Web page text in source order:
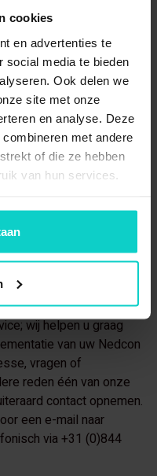
cookies
en advertenties te
social media te bieden
Ook delen we
site met onze
en analyse. Deze
met andere
of die ze hebben
van hun services.
u een basisvak
Wanneer u een
uitbreiden, of in één
u een basisvak
aanbouwvakken welke
Nedcon
niveaus.
via
manier om uw
zoveel mogelijk
en gebruik van
daarbij de perfecte
aangeboden op
goede kwaliteit en wij
wij helpen u graag
van uw Nedcon
vragen of
reden één van onze
contact opnemen.
een e-mail naar
via +31 (0)844